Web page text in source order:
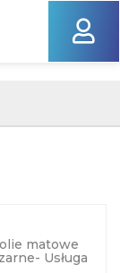
matowe
Usługa